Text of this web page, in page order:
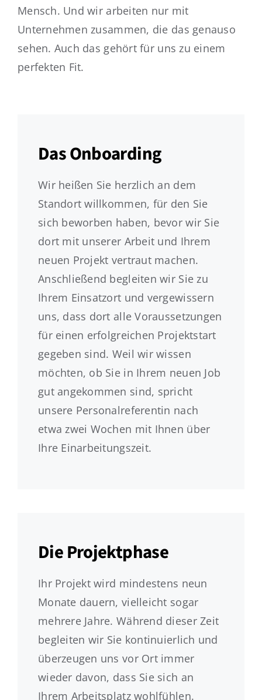
Mensch. Und wir arbeiten nur mit
Unternehmen zusammen, die das genauso
sehen. Auch das gehört für uns zu einem
perfekten Fit.
Das Onboarding
Wir heißen Sie herzlich an dem
Standort willkommen, für den Sie
sich beworben haben, bevor wir Sie
dort mit unserer Arbeit und Ihrem
neuen Projekt vertraut machen.
Anschließend begleiten wir Sie zu
Ihrem Einsatzort und vergewissern
uns, dass dort alle Voraussetzungen
für einen erfolgreichen Projektstart
gegeben sind. Weil wir wissen
möchten, ob Sie in Ihrem neuen Job
gut angekommen sind, spricht
unsere Personalreferentin nach
etwa zwei Wochen mit Ihnen über
Ihre Einarbeitungszeit.
Die Projektphase
Ihr Projekt wird mindestens neun
Monate dauern, vielleicht sogar
mehrere Jahre. Während dieser Zeit
begleiten wir Sie kontinuierlich und
überzeugen uns vor Ort immer
wieder davon, dass Sie sich an
Ihrem Arbeitsplatz wohlfühlen.